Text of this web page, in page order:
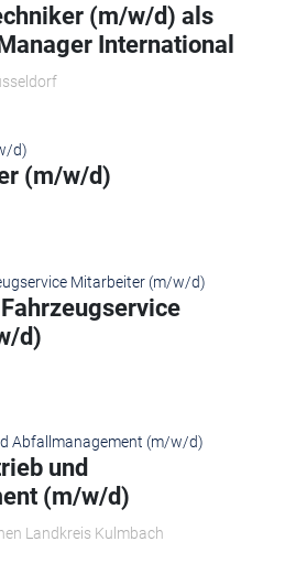
(m/w/d) als
International
(m/w/d)
d)
und
(m/w/d)
Landkreis Kulmbach